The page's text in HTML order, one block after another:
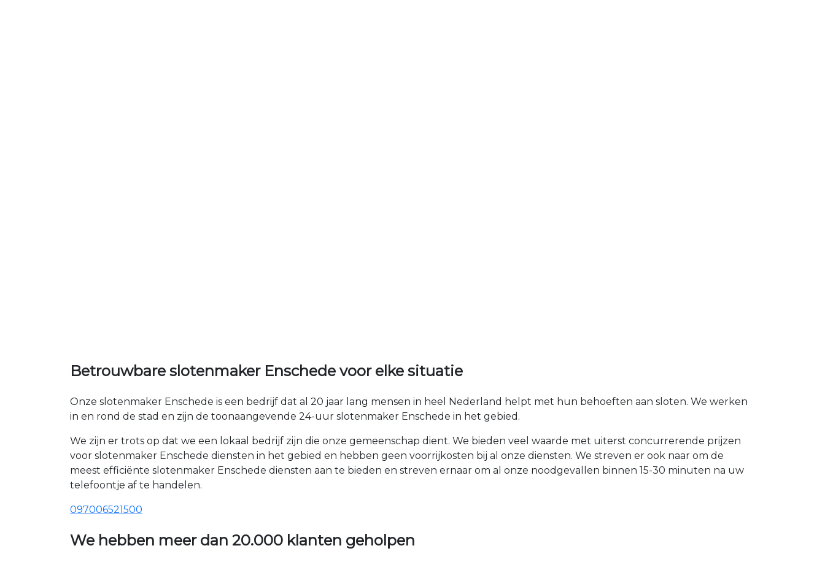
Betrouwbare slotenmaker Enschede voor elke situatie
Onze slotenmaker Enschede is een bedrijf dat al 20 jaar lang mensen in heel Nederland helpt met hun behoeften aan sloten. We werken
in en rond de stad en zijn de toonaangevende 24-uur slotenmaker Enschede in het gebied.
We zijn er trots op dat we een lokaal bedrijf zijn die onze gemeenschap dient. We bieden veel waarde met uiterst concurrerende prijzen
voor slotenmaker Enschede diensten in het gebied en hebben geen voorrijkosten bij al onze diensten. We streven er ook naar om de
meest efficiënte slotenmaker Enschede diensten aan te bieden en streven ernaar om al onze noodgevallen binnen 15-30 minuten na uw
telefoontje af te handelen.
097006521500
We hebben meer dan 20.000 klanten geholpen